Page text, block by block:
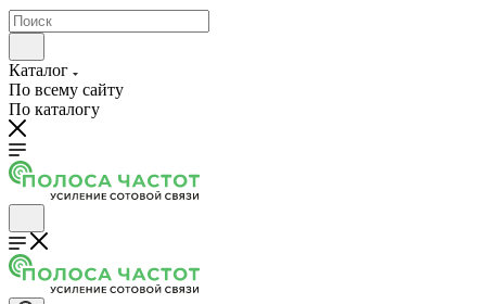
Каталог
По всему сайту
По каталогу